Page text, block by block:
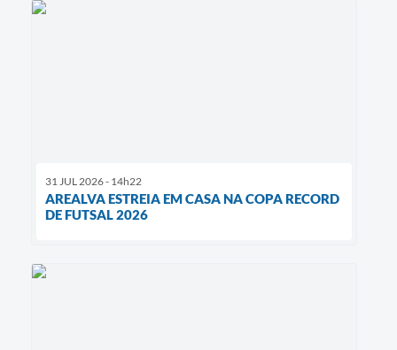
31 JUL 2026 - 14h22
AREALVA ESTREIA EM CASA NA COPA RECORD
DE FUTSAL 2026